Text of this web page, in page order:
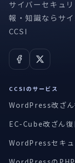
サイバーセキュ
報・知識ならサ
CCSI
CCSIのサービス
WordPress改ざん
EC-Cube改ざん復
WordPressセキュ